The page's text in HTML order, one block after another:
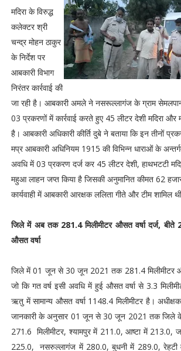
मदिरा के विरुद्ध
कलेक्टर श्री
चन्द्र मोहन ठाकुर
के निर्देश पर
आबकारी विभाग
निरंतर कार्रवाई की
जा रही है। आबकारी अमले ने नसरूल्लागंज के ग्राम
03 प्रकरणों में कार्रवाई करते हुए 45 लीटर देशी मदिरा
है। आबकारी अधिकारी कीर्ति दुबे ने बताया कि इन तीनों
मप्र आबकारी अधिनियम 1915 की विभिन्न धाराओं के
अवधि में 03 प्रकरण दर्ज कर 45 लीटर देशी, हाथभटटी
महुआ लाहन जप्त किया है जिसकी अनुमानित कीमत 62
कार्यवाही में आबकारी आरक्षक ललिता गीते और टीम शामिल
जिले में अब तक 281.4 मिलीमीटर औसत वर्षा दर्ज, बीते
औसत वर्षा
जिले में 01 जून से 30 जून 2021 तक 281.4 मिलीमीटर
जो कि गत वर्ष इसी अवधि में हुई औसत वर्षा से 3.3
ऋतु में सामान्य औसत वर्षा 1148.4 मिलीमीटर है।
जानकारी के अनुसार 01 जून से 30 जून 2021 तक जिले के
271.6 मिलीमीटर, श्यामपुर में 211.0, आष्टा में 213.0,
225.0, नसरुल्लागंज में 280.0, बुधनी में 289.0, रेहटी में